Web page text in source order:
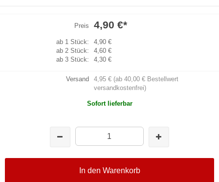
Preis 4,90 €*
ab 1 Stück:
4,90 €
ab 2 Stück:
4,60 €
ab 3 Stück:
4,30 €
Versand
4,95 € (ab 40,00 € Bestellwert
versandkostenfrei)
Sofort lieferbar
In den Warenkorb